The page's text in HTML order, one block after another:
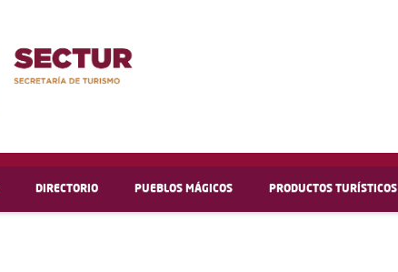
DIRECTORIO PUEBLOS MÁGICOS PRODUCTOS TURÍSTICOS